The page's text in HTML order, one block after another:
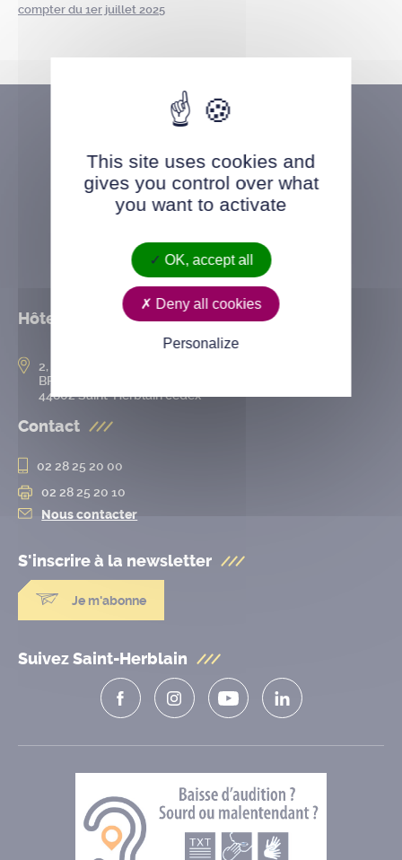
compter du 1er juillet 2025
Hôtel de ville
2, rue de l’Hôtel-de-Ville
BP 50167
44802 Saint-Herblain cedex
Contact
02 28 25 20 00
02 28 25 20 10
Nous contacter
S'inscrire à la newsletter
Je m'abonne
Suivez Saint-Herblain
This site uses cookies and
gives you control over what
you want to activate
OK, accept all
Deny all cookies
Personalize